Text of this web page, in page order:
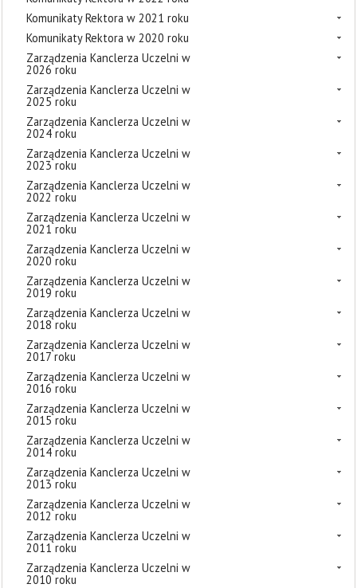
Komunikaty Rektora w 2021 roku
Komunikaty Rektora w 2020 roku
Zarządzenia Kanclerza Uczelni w
2026 roku
Zarządzenia Kanclerza Uczelni w
2025 roku
Zarządzenia Kanclerza Uczelni w
2024 roku
Zarządzenia Kanclerza Uczelni w
2023 roku
Zarządzenia Kanclerza Uczelni w
2022 roku
Zarządzenia Kanclerza Uczelni w
2021 roku
Zarządzenia Kanclerza Uczelni w
2020 roku
Zarządzenia Kanclerza Uczelni w
2019 roku
Zarządzenia Kanclerza Uczelni w
2018 roku
Zarządzenia Kanclerza Uczelni w
2017 roku
Zarządzenia Kanclerza Uczelni w
2016 roku
Zarządzenia Kanclerza Uczelni w
2015 roku
Zarządzenia Kanclerza Uczelni w
2014 roku
Zarządzenia Kanclerza Uczelni w
2013 roku
Zarządzenia Kanclerza Uczelni w
2012 roku
Zarządzenia Kanclerza Uczelni w
2011 roku
Zarządzenia Kanclerza Uczelni w
2010 roku